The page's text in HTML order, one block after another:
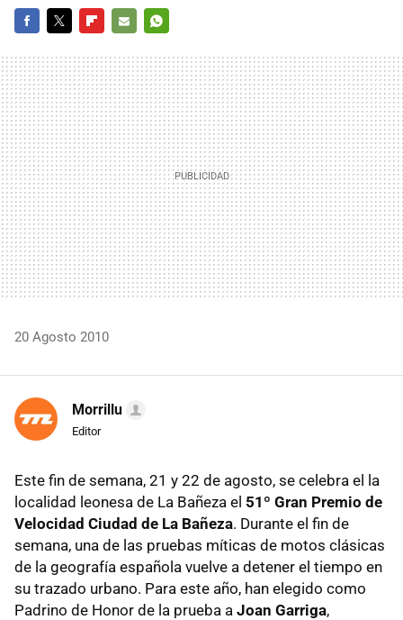
MAIL
20 Agosto 2010
Morrillu
Editor
Este fin de semana, 21 y 22 de agosto, se celebra el la
localidad leonesa de La Bañeza el 51º Gran Premio de
Velocidad Ciudad de La Bañeza. Durante el fin de
semana, una de las pruebas míticas de motos clásicas
de la geografía española vuelve a detener el tiempo en
su trazado urbano. Para este año, han elegido como
Padrino de Honor de la prueba a Joan Garriga,